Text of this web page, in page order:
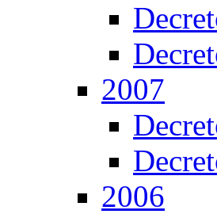
2007
2006